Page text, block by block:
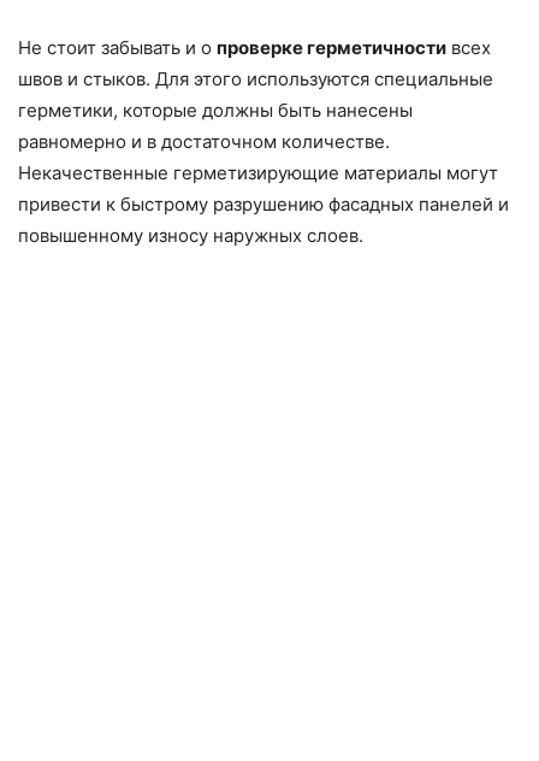
Не стоит забывать и о проверке герметичности всех
швов и стыков. Для этого используются специальные
герметики, которые должны быть нанесены
равномерно и в достаточном количестве.
Некачественные герметизирующие материалы могут
привести к быстрому разрушению фасадных панелей и
повышенному износу наружных слоев.